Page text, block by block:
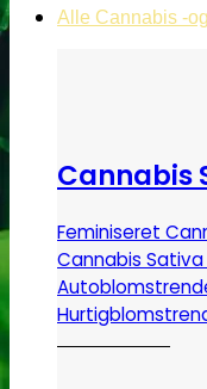
Alle Cannabis -
Cannabis
Feminiseret
Cannabis